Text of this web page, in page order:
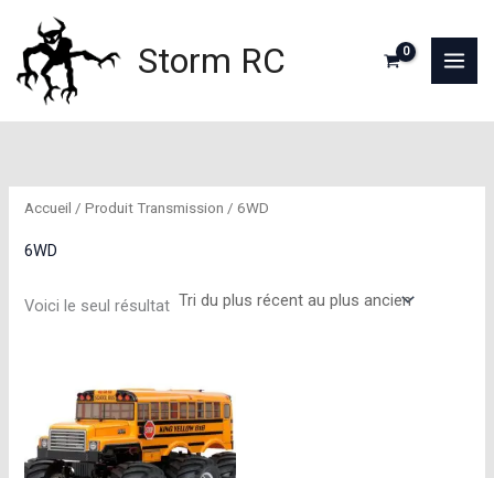
contenu
Storm RC
Accueil / Produit Transmission / 6WD
6WD
Voici le seul résultat